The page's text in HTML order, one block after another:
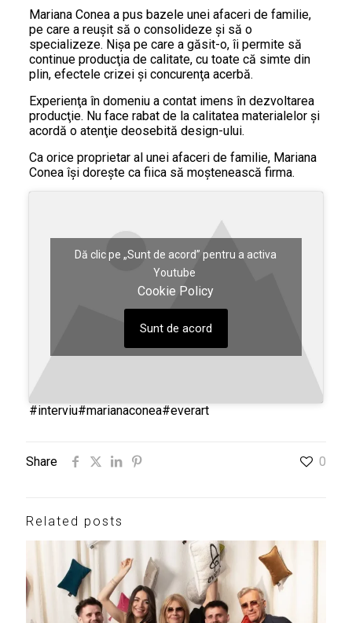
Mariana Conea a pus bazele unei afaceri de familie,
pe care a reuşit să o consolideze şi să o
specializeze. Nişa pe care a găsit-o, îi permite să
continue producţia de calitate, cu toate că simte din
plin, efectele crizei şi concurenţa acerbă.
Experienţa în domeniu a contat imens în dezvoltarea
producţie. Nu face rabat de la calitatea materialelor şi
acordă o atenţie deosebită design-ului.
Ca orice proprietar al unei afaceri de familie, Mariana
Conea îşi doreşte ca fiica să moştenească firma.
Dă clic pe „Sunt de acord” pentru a activa
Youtube
Cookie Policy
Sunt de acord
#interviu#marianaconea#everart
Share 0
Related posts